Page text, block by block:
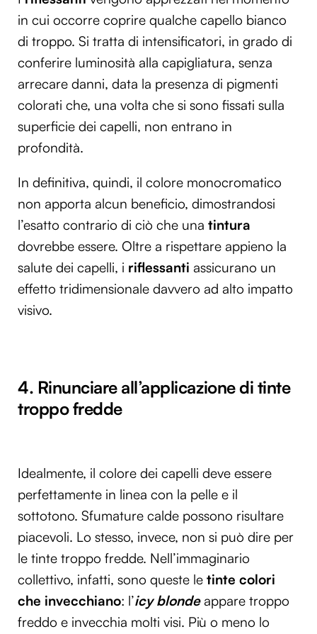
in cui occorre coprire qualche capello bianco
di troppo. Si tratta di intensificatori, in grado di
conferire luminosità alla capigliatura, senza
arrecare danni, data la presenza di pigmenti
colorati che, una volta che si sono fissati sulla
superficie dei capelli, non entrano in
profondità.
In definitiva, quindi, il colore monocromatico
non apporta alcun beneficio, dimostrandosi
l’esatto contrario di ciò che una tintura
dovrebbe essere. Oltre a rispettare appieno la
salute dei capelli, i riflessanti assicurano un
effetto tridimensionale davvero ad alto impatto
visivo.
4. Rinunciare all’applicazione di tinte
troppo fredde
Idealmente, il colore dei capelli deve essere
perfettamente in linea con la pelle e il
sottotono. Sfumature calde possono risultare
piacevoli. Lo stesso, invece, non si può dire per
le tinte troppo fredde. Nell’immaginario
collettivo, infatti, sono queste le tinte colori
che invecchiano: l’icy blondeappare troppo
freddo e invecchia molti visi. Più o meno lo